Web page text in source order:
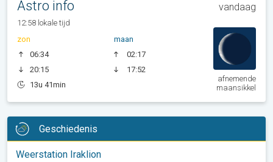
Astro info vandaag
12:58 lokale tijd
zon
06:34
20:15
13u 41min
maan
02:17
17:52
afnemende
maansikkel
Geschiedenis
Weerstation Iraklion